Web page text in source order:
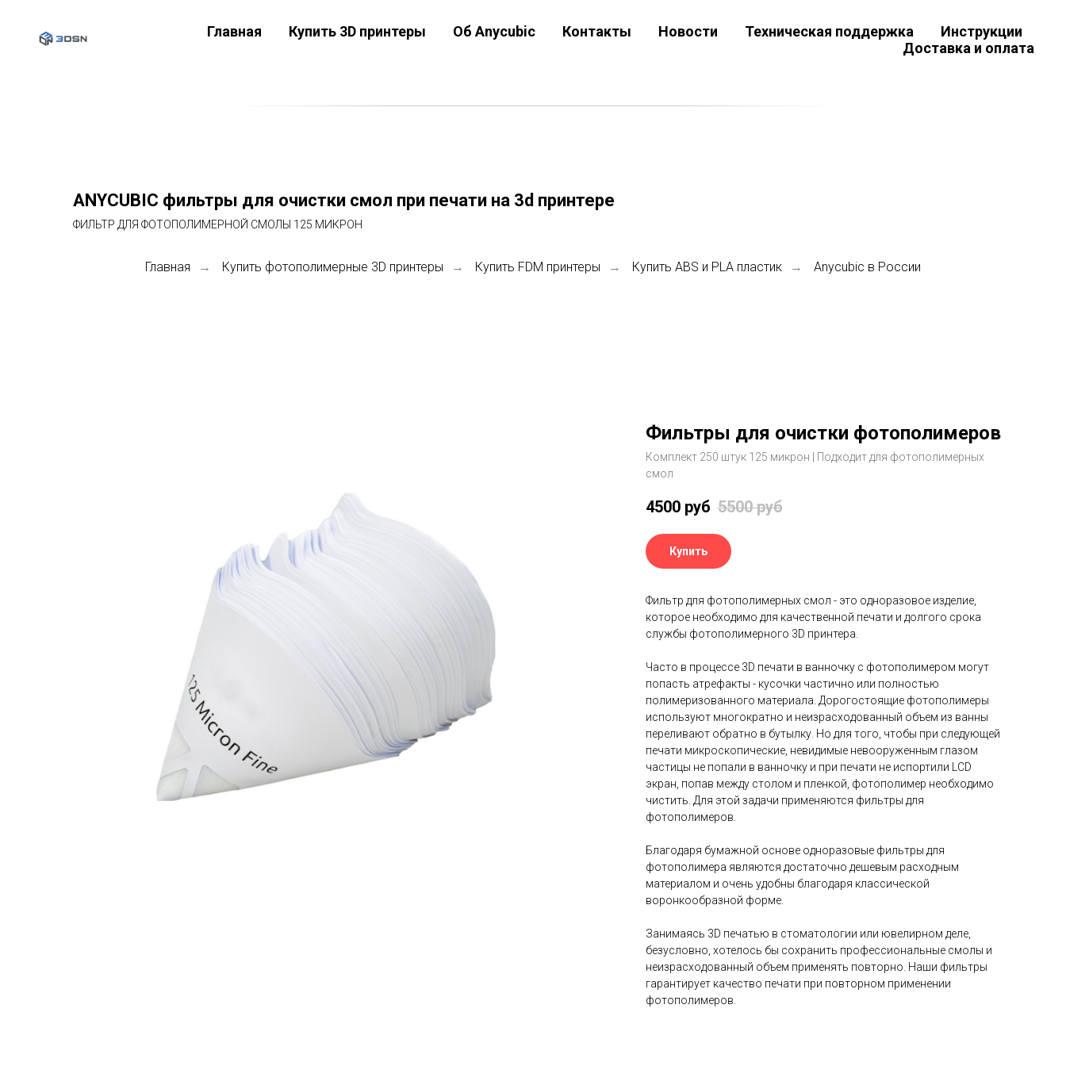
Главная Купить 3D принтеры Об Anycubic Контакты Новости Техническая поддержка
Инструкции
Доставка и оплата
ANYCUBIC фильтры для очистки смол при печати на 3d принтере
ФИЛЬТР ДЛЯ ФОТОПОЛИМЕРНОЙ СМОЛЫ 125 МИКРОН
Главная → Купить фотополимерные 3D принтеры → Купить FDM принтеры → Купить ABS и PLA пластик → Anycubic в России
Фильтры для очистки фотополимеров
Комплект 250 штук 125 микрон | Подходит для фотополимерных
смол
4500 руб 5500 руб
Купить
Фильтр для фотополимерных смол - это одноразовое изделие,
которое необходимо для качественной печати и долгого срока
службы фотополимерного 3D принтера.
Часто в процессе 3D печати в ванночку с фотополимером могут
попасть атрефакты - кусочки частично или полностью
полимеризованного материала. Дорогостоящие фотополимеры
используют многократно и неизрасходованный объем из ванны
переливают обратно в бутылку. Но для того, чтобы при следующей
печати микроскопические, невидимые невооруженным глазом
частицы не попали в ванночку и при печати не испортили LCD
экран, попав между столом и пленкой, фотополимер необходимо
чистить. Для этой задачи применяются фильтры для
фотополимеров.
Благодаря бумажной основе одноразовые фильтры для
фотополимера являются достаточно дешевым расходным
материалом и очень удобны благодаря классической
воронкообразной форме.
Занимаясь 3D печатью в стоматологии или ювелирном деле,
безусловно, хотелось бы сохранить профессиональные смолы и
неизрасходованный объем применять повторно. Наши фильтры
гарантирует качество печати при повторном применении
фотополимеров.